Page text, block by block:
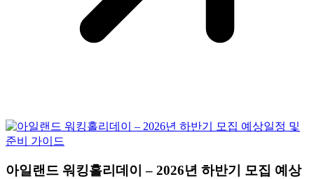
아일랜드 워킹홀리데이 – 2026년 하반기 모집 예상